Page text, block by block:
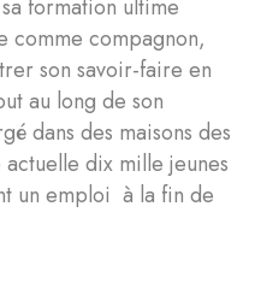
formation ultime
comme compagnon,
son savoir-faire en
au long de son
dans des maisons des
dix mille jeunes
un emploi à la fin de